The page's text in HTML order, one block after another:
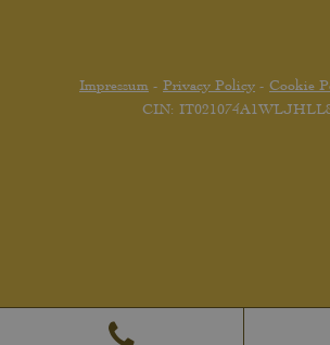
Impressum - Privacy Policy - Cookie
CIN: